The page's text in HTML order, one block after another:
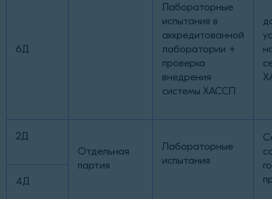
6Д
Лабораторные
испытания в
аккредитованной
лаборатории +
проверка
внедрения
системы ХАССП
2Д
Отдельная
партия
Лабораторные
испытания
4Д